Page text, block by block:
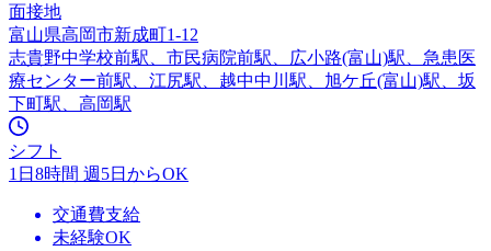
面接地
富山県高岡市新成町1-12
志貴野中学校前駅、市民病院前駅、広小路(富山)駅、急患医
療センター前駅、江尻駅、越中中川駅、旭ケ丘(富山)駅、坂
下町駅、高岡駅
シフト
1日8時間 週5日からOK
交通費支給
未経験OK